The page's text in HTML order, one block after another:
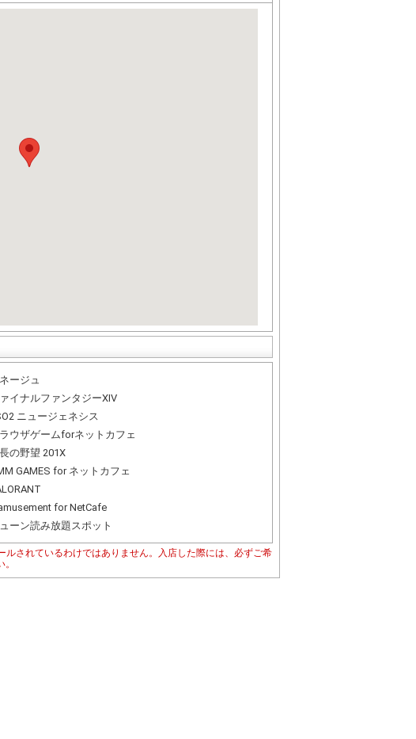
ージュ
イナルファンタジーXIV
ニュージェネシス
ウザゲームforネットカフェ
の野望 201X
GAMES for ネットカフェ
for NetCafe
ーン読み放題スポット
されているわけではありません。入店した際には、必ずご希